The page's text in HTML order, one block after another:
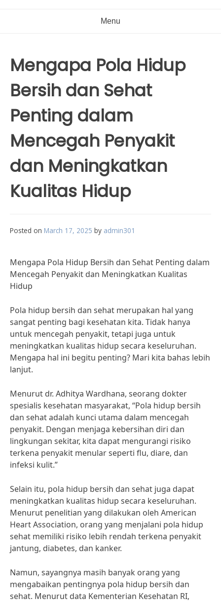
Menu
Mengapa Pola Hidup
Bersih dan Sehat
Penting dalam
Mencegah Penyakit
dan Meningkatkan
Kualitas Hidup
Posted on March 17, 2025 by admin301
Mengapa Pola Hidup Bersih dan Sehat Penting dalam
Mencegah Penyakit dan Meningkatkan Kualitas
Hidup
Pola hidup bersih dan sehat merupakan hal yang
sangat penting bagi kesehatan kita. Tidak hanya
untuk mencegah penyakit, tetapi juga untuk
meningkatkan kualitas hidup secara keseluruhan.
Mengapa hal ini begitu penting? Mari kita bahas lebih
lanjut.
Menurut dr. Adhitya Wardhana, seorang dokter
spesialis kesehatan masyarakat, “Pola hidup bersih
dan sehat adalah kunci utama dalam mencegah
penyakit. Dengan menjaga kebersihan diri dan
lingkungan sekitar, kita dapat mengurangi risiko
terkena penyakit menular seperti flu, diare, dan
infeksi kulit.”
Selain itu, pola hidup bersih dan sehat juga dapat
meningkatkan kualitas hidup secara keseluruhan.
Menurut penelitian yang dilakukan oleh American
Heart Association, orang yang menjalani pola hidup
sehat memiliki risiko lebih rendah terkena penyakit
jantung, diabetes, dan kanker.
Namun, sayangnya masih banyak orang yang
mengabaikan pentingnya pola hidup bersih dan
sehat. Menurut data Kementerian Kesehatan RI,